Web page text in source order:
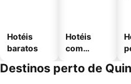
Hotéis
baratos
Hotéis
com
Destinos perto de